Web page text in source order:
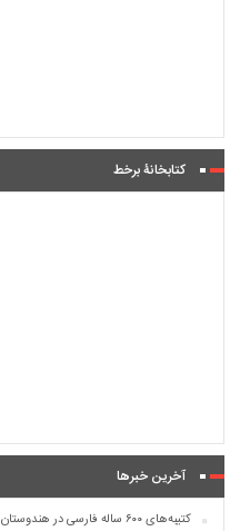
کتابخانۀ برخط
آخرین خبرها
کتیبه‌های ۶۰۰ ساله فارسی در هندوستان